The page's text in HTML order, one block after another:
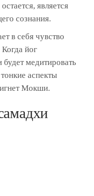
является
сознания.
в себя чувство
Когда йог
будет медитировать
аспекты
Мокши.